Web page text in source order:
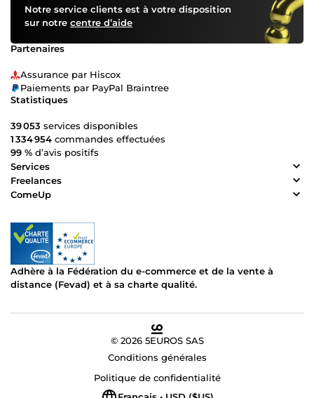
Notre service clients est à votre disposition
sur notre centre d’aide
Partenaires
Assurance par Hiscox
Paiements par PayPal Braintree
Statistiques
39 053 services disponibles
1 334 954 commandes effectuées
99 % d’avis positifs
Services
Freelances
ComeUp
Adhère à la Fédération du e-commerce et de la vente à
distance (Fevad) et à sa charte qualité.
© 2026 5EUROS SAS
Conditions générales
Politique de confidentialité